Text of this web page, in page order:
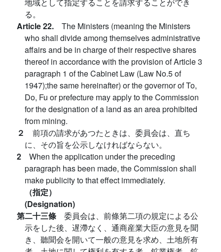
地域として指定することを請求することができ
る。
Article 22. The Ministers (meaning the Ministers
who shall divide among themselves administrative
affairs and be in charge of their respective shares
thereof in accordance with the provision of Article 3
paragraph 1 of the Cabinet Law (Law No.5 of
1947);the same hereinafter) or the governor of To,
Do, Fu or prefecture may apply to the Commission
for the designation of a land as an area prohibited
from mining.
２ 前項の請求があつたときは、委員会は、直ち
に、その旨を公示しなければならない。
2 When the application under the preceding
paragraph has been made, the Commission shall
make publicity to that effect immediately.
（指定）
(Designation)
第二十三條 委員会は、前條第二項の規定による公
示をした後、遅滯なく、通商産業大臣の意見を聞
き、聽聞会を開いて一般の意見を求め、土地所有